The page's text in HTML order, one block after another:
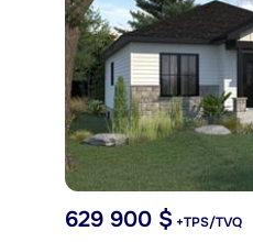
629 900 $ +TPS/TVQ